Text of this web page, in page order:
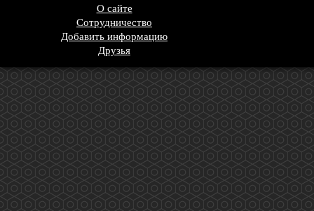
О сайте
Сотрудничество
Добавить информацию
Друзья